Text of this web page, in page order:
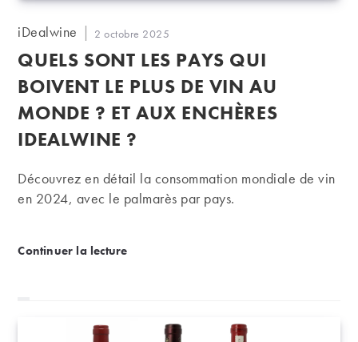
Auteur/autrice
la
publication :
iDealwine
Publication
publiée :
2 octobre 2025
QUELS SONT LES PAYS QUI
BOIVENT LE PLUS DE VIN AU
MONDE ? ET AUX ENCHÈRES
IDEALWINE ?
Découvrez en détail la consommation mondiale de vin
en 2024, avec le palmarès par pays.
Continuer la lectureQuels sont les pays qui boivent le plus de vin au